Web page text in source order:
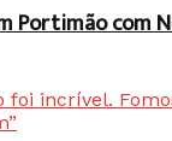
Portimão com